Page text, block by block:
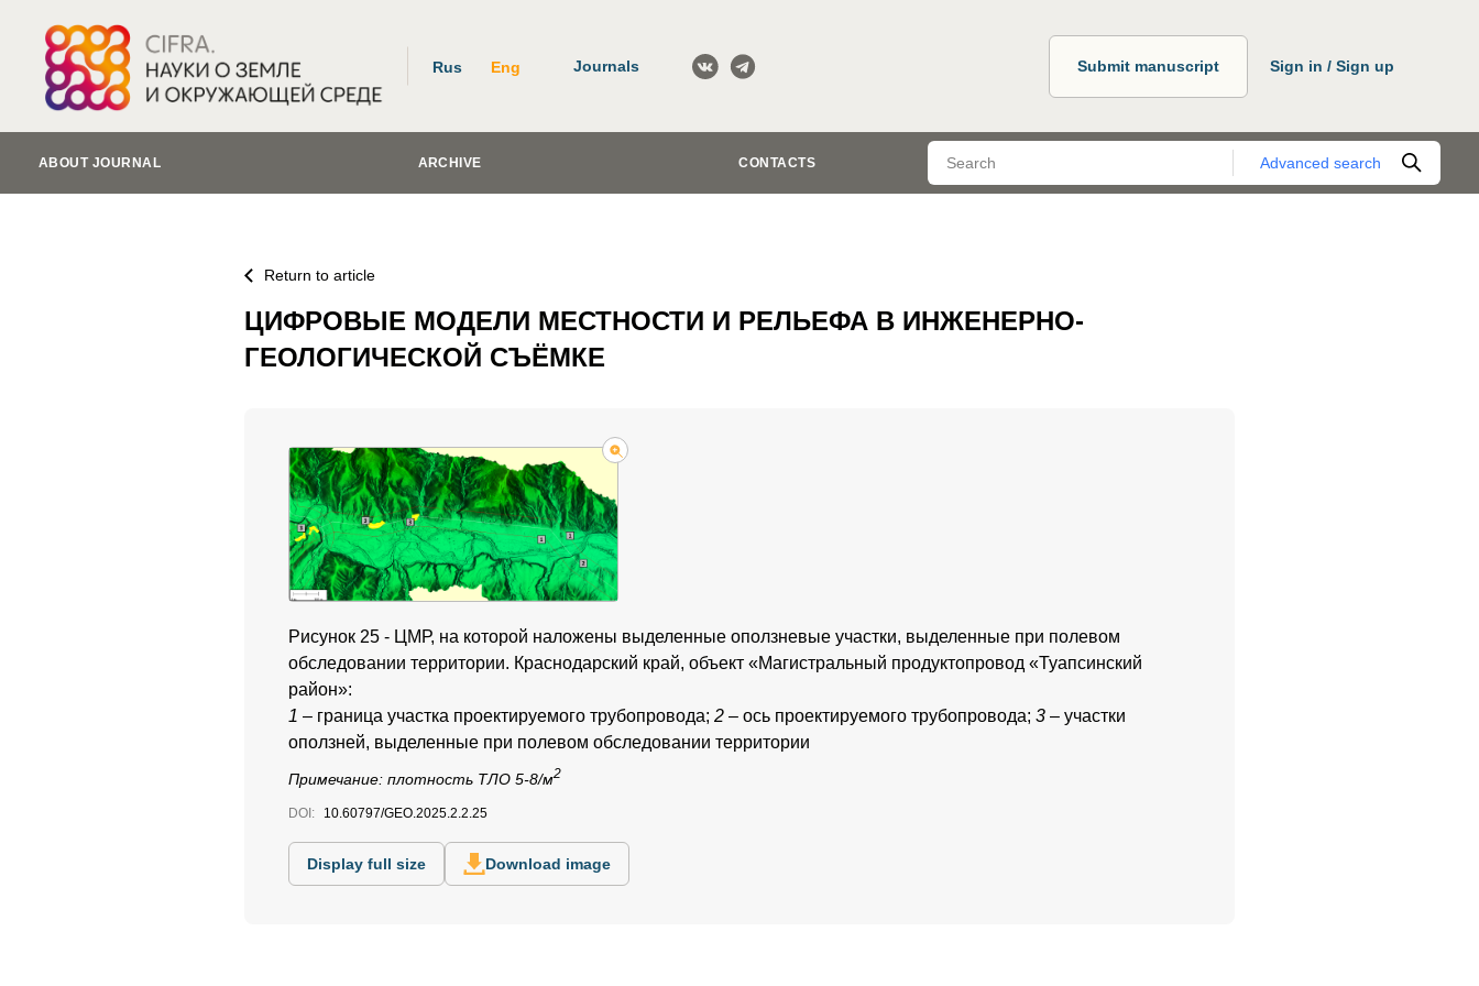
Rus Eng Journals Submit manuscript Sign in / Sign up
ABOUT JOURNAL ARCHIVE CONTACTS Advanced search
Return to article
ЦИФРОВЫЕ МОДЕЛИ МЕСТНОСТИ И РЕЛЬЕФА В ИНЖЕНЕРНО-
ГЕОЛОГИЧЕСКОЙ СЪЁМКЕ
Рисунок 25 - ЦМР, на которой наложены выделенные оползневые участки, выделенные при полевом
обследовании территории. Краснодарский край, объект «Магистральный продуктопровод «Туапсинский
район»:
1 – граница участка проектируемого трубопровода; 2 – ось проектируемого трубопровода; 3 – участки
оползней, выделенные при полевом обследовании территории
Примечание: плотность ТЛО 5-8/м2
DOI: 10.60797/GEO.2025.2.2.25
Display full size Download image